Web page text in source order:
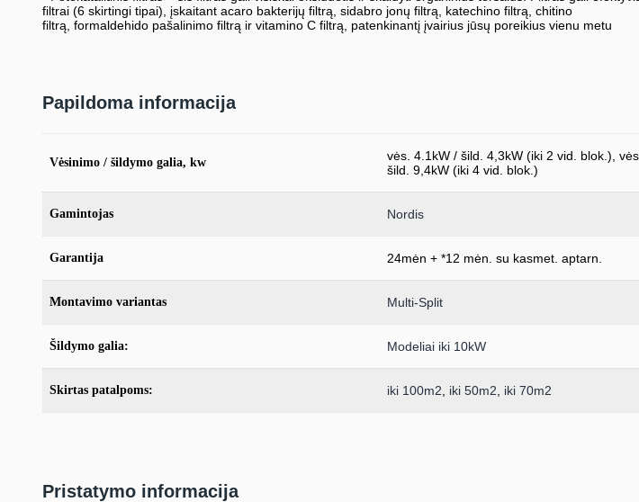
filtrai (6 skirtingi tipai), įskaitant acaro bakterijų filtrą, sidabro jonų filtrą, katechino filtrą, chitino
filtrą, formaldehido pašalinimo filtrą ir vitamino C filtrą, patenkinantį įvairius jūsų poreikius vienu metu
Papildoma informacija
Vėsinimo / šildymo galia, kw
vės. 4.1kW / šild. 4,3kW (iki 2 vid. blok.),
šild. 9,4kW (iki 4 vid. blok.)
Gamintojas Nordis
Garantija 24mėn + *12 mėn. su kasmet. aptarn.
Montavimo variantas Multi-Split
Šildymo galia: Modeliai iki 10kW
Skirtas patalpoms: iki 100m2 iki 50m2 iki 70m2
Pristatymo informacija